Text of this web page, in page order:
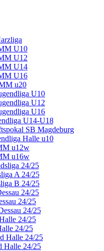
U10
U12
U14
U16
u20
U10
U12
U16
U14-U18
SB Magdeburg
Halle u10
u12w
u16w
24/25
A 24/25
B 24/25
24/25
24/25
24/25
24/25
24/25
Halle 24/25
Halle 24/25